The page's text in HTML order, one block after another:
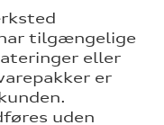
tilgængelige
eller
er
uden